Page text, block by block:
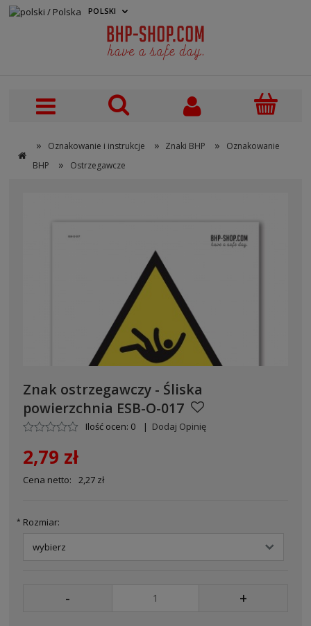
» Oznakowanie i instrukcje » Znaki BHP »
Oznakowanie
BHP
» Ostrzegawcze
POLSKI
Znak ostrzegawczy - Śliska
powierzchnia ESB-O-017
Ilość ocen: 0 | Dodaj Opinię
2,79 zł
Cena netto: 2,27 zł
* Rozmiar:
- +